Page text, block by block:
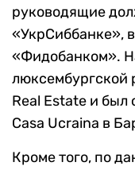
руководящие
«УкрСиббанке»,
«Фидобанком».
люксембургской
Real Estate и был
Casa Ucraina в
Кроме того, по